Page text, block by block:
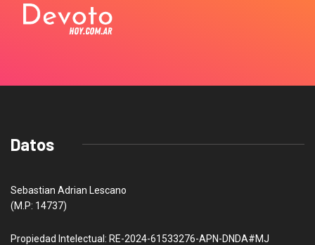
Datos
Sebastian Adrian Lescano
(M.P: 14737)
Propiedad Intelectual: RE-2024-61533276-APN-DNDA#MJ